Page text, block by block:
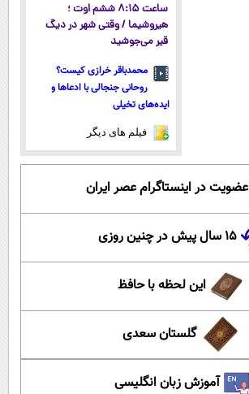
ساعت ۸:۱۵ ششم اوت ؛
هیروشیما / وقتی شهر در دیگ
قیر می‌جوشید
محمدباقر خرازی کیست؟
روحانی جنجالی با ادعاها و
ایده‌های تخیلی
فیلم های دیگر
عضویت در اینستاگرام عصر ایران
۱۵ سال پیش در چنین روزی
این لحظه با حافظ
گلستان سعدی
آموزش زبان انگلیسی